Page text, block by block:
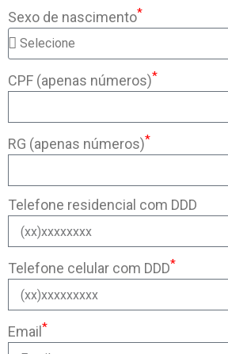
Sexo de nascimento*
CPF (apenas números)*
RG (apenas números)*
Telefone residencial com DDD
Telefone celular com DDD*
Email *